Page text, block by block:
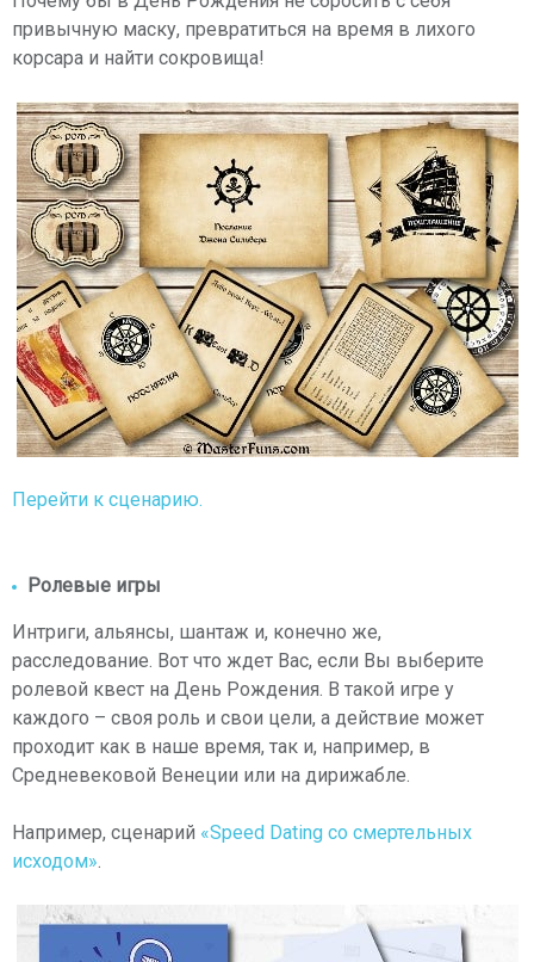
привычную маску, превратиться на время в лихого
корсара и найти сокровища!
Перейти к сценарию.
Ролевые игры
Интриги, альянсы, шантаж и, конечно же,
расследование. Вот что ждет Вас, если Вы выберите
ролевой квест на День Рождения. В такой игре у
каждого – своя роль и свои цели, а действие может
проходит как в наше время, так и, например, в
Средневековой Венеции или на дирижабле.
Например, сценарий «Speed Dating со смертельных
исходом».